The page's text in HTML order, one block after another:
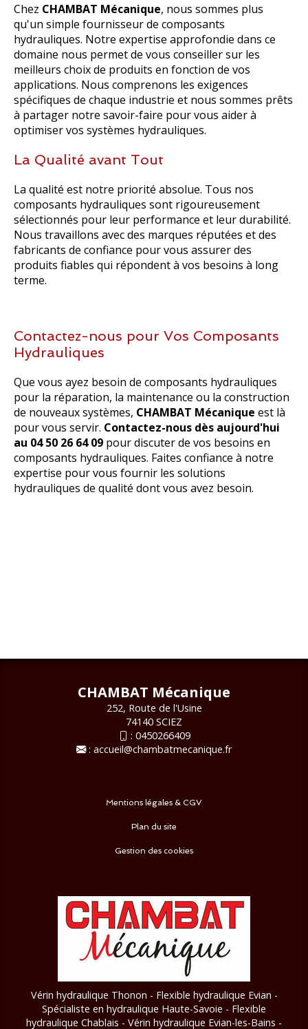
Chez CHAMBAT Mécanique, nous sommes plus
qu'un simple fournisseur de composants
hydrauliques. Notre expertise approfondie dans ce
domaine nous permet de vous conseiller sur les
meilleurs choix de produits en fonction de vos
applications. Nous comprenons les exigences
spécifiques de chaque industrie et nous sommes prêts
à partager notre savoir-faire pour vous aider à
optimiser vos systèmes hydrauliques.
La Qualité avant Tout
La qualité est notre priorité absolue. Tous nos
composants hydrauliques sont rigoureusement
sélectionnés pour leur performance et leur durabilité.
Nous travaillons avec des marques réputées et des
fabricants de confiance pour vous assurer des
produits fiables qui répondent à vos besoins à long
terme.
Contactez-nous pour Vos Composants
Hydrauliques
Que vous ayez besoin de composants hydrauliques
pour la réparation, la maintenance ou la construction
de nouveaux systèmes, CHAMBAT Mécanique est là
pour vous servir. Contactez-nous dès aujourd'hui
au 04 50 26 64 09 pour discuter de vos besoins en
composants hydrauliques. Faites confiance à notre
expertise pour vous fournir les solutions
hydrauliques de qualité dont vous avez besoin.
CHAMBAT Mécanique
252, Route de l'Usine
74140 SCIEZ
: 0450266409
: accueil@chambatmecanique.fr
Mentions légales & CGV
Plan du site
Gestion des cookies
Vérin hydraulique Thonon - Flexible hydraulique Evian -
Spécialiste en hydraulique Haute-Savoie - Flexible
hydraulique Chablais - Vérin hydraulique Evian-les-Bains -